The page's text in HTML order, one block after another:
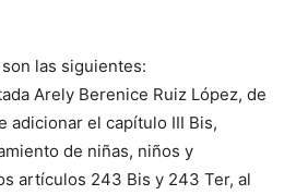
las siguientes:
Arely Berenice Ruiz López, de
adicionar el capítulo III Bis,
de niñas, niños y
artículos 243 Bis y 243 Ter, al